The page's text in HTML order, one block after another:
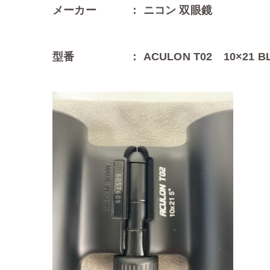
メーカー ： ニコン 双眼鏡
型番 ： ACULON T02 10×21